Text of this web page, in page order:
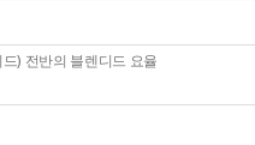
) 전반의 블렌디드 요율